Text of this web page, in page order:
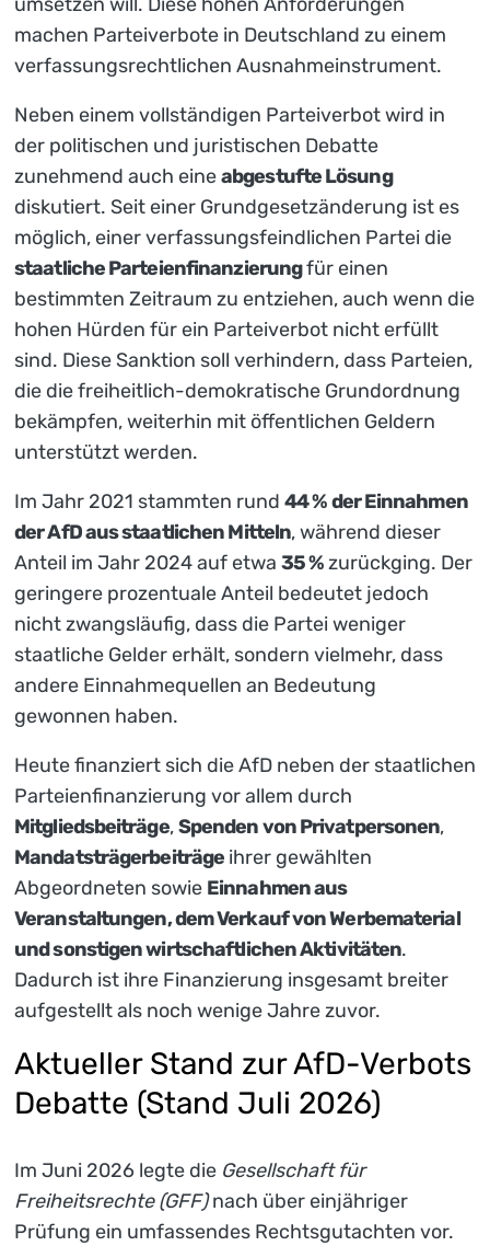
machen Parteiverbote in Deutschland zu einem
verfassungsrechtlichen Ausnahmeinstrument.
Neben einem vollständigen Parteiverbot wird in
der politischen und juristischen Debatte
zunehmend auch eineabgestufte Lösung
diskutiert. Seit einer Grundgesetzänderung ist es
möglich, einer verfassungsfeindlichen Partei die
staatliche Parteienfinanzierungfür einen
bestimmten Zeitraum zu entziehen, auch wenn die
hohen Hürden für ein Parteiverbot nicht erfüllt
sind. Diese Sanktion soll verhindern, dass Parteien,
die die freiheitlich-demokratische Grundordnung
bekämpfen, weiterhin mit öffentlichen Geldern
unterstützt werden.
Im Jahr 2021 stammten rund 44 % der Einnahmen
der AfD aus staatlichen Mitteln, während dieser
Anteil im Jahr 2024 auf etwa 35 %zurückging. Der
geringere prozentuale Anteil bedeutet jedoch
nicht zwangsläufig, dass die Partei weniger
staatliche Gelder erhält, sondern vielmehr, dass
andere Einnahmequellen an Bedeutung
gewonnen haben.
Heute finanziert sich die AfD neben der staatlichen
Parteienfinanzierung vor allem durch
Mitgliedsbeiträge,Spenden von Privatpersonen,
Mandatsträgerbeiträge ihrer gewählten
Abgeordneten sowie Einnahmen aus
Veranstaltungen, dem Verkauf von Werbematerial
und sonstigen wirtschaftlichen Aktivitäten.
Dadurch ist ihre Finanzierung insgesamt breiter
aufgestellt als noch wenige Jahre zuvor.
Aktueller Stand zur AfD-Verbots
Debatte (Stand Juli 2026)
Im Juni 2026 legte die Gesellschaft für
Freiheitsrechte (GFF)nach über einjähriger
Prüfung ein umfassendes Rechtsgutachten vor.